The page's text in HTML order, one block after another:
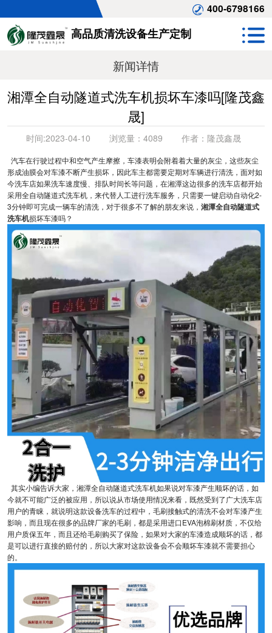
400-6798166
高品质清洗设备生产定制
新闻详情
湘潭全自动隧道式洗车机损坏车漆吗[隆茂鑫
晟]
时间:2023-04-10 浏览量： 4089 作者： 隆茂鑫晟
汽车在行驶过程中和空气产生摩擦，车漆表明会附着着大量的灰尘，这些灰尘
形成油膜会对车漆不断产生损坏，因此车主都需要定期对车辆进行清洗，面对如
今洗车店如果洗车速度慢、排队时间长等问题，在湘潭这边很多的洗车店都开始
采用全自动隧道式洗车机，来代替人工进行洗车服务，只需要一键启动自动化2-
3分钟即可完成一辆车的清洗，对于很多不了解的朋友来说， 湘潭全自动隧道式
洗车机损坏车漆吗？
其实小编告诉大家，湘潭全自动隧道式洗车机如果说对车漆产生顺坏的话，如
今就不可能广泛的被应用，所以说从市场使用情况来看，既然受到了广大洗车店
用户的青睐，就说明这款设备洗车的过程中，毛刷接触式的清洗不会对车漆产生
影响，而且现在很多的品牌厂家的毛刷，都是采用进口EVA泡棉刷材质，不仅给
用户质保五年，而且还给毛刷购买了保险，如果对大家的车漆造成顺坏的话，都
是可以进行直接的赔付的，所以大家对这款设备会不会顺坏车漆就不需要担心
的。